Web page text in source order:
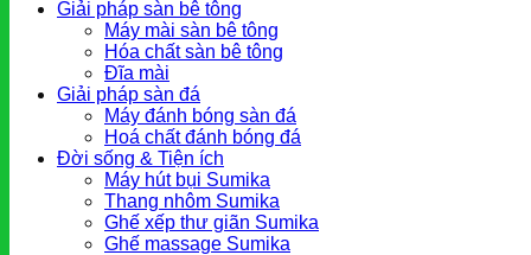
Giải pháp sàn bê tông
Máy mài sàn bê tông
Hóa chất sàn bê tông
Đĩa mài
Giải pháp sàn đá
Máy đánh bóng sàn đá
Hoá chất đánh bóng đá
Đời sống & Tiện ích
Máy hút bụi Sumika
Thang nhôm Sumika
Ghế xếp thư giãn Sumika
Ghế massage Sumika